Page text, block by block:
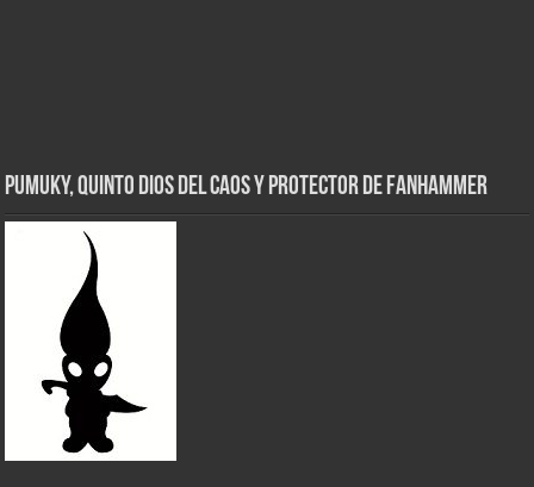
Pumuky, Quinto Dios del Caos y Protector de FanHammer